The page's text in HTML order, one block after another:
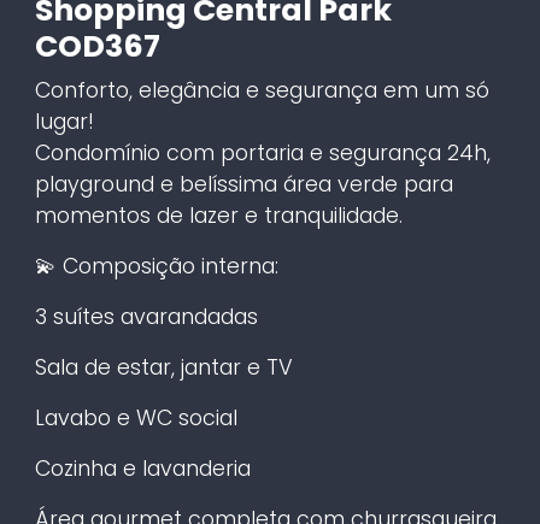
Shopping Central Park
COD367
Conforto, elegância e segurança em um só
lugar!
Condomínio com portaria e segurança 24h,
playground e belíssima área verde para
momentos de lazer e tranquilidade.
💫 Composição interna:
3 suítes avarandadas
Sala de estar, jantar e TV
Lavabo e WC social
Cozinha e lavanderia